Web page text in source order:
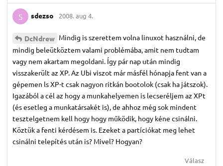
S sdezso 2008. aug 4.
DcNdrew Mindig is szerettem volna linuxot használni, de
mindig beleütköztem valami problémába, amit nem tudtam
vagy nem akartam megoldani. Így pár nap után mindig
visszakerült az XP. Az Ubi viszot már másfél hónapja fent van a
gépemen ls XP-t csak nagyon ritkán bootolok (csak ha játszok).
Igazából a cél az hogy a munkahelyemen is lecseréljem az XPt
(és esetleg a munkatársakét is), de ahhoz még sok mindent
tesztelgetnem kell hogy hogy működik, hogy kéne csinálni.
Köztük a fenti kérdésem is. Ezeket a partíciókat meg lehet
csinálni telepítés után is? Mivel? Hogyan?
Válasz